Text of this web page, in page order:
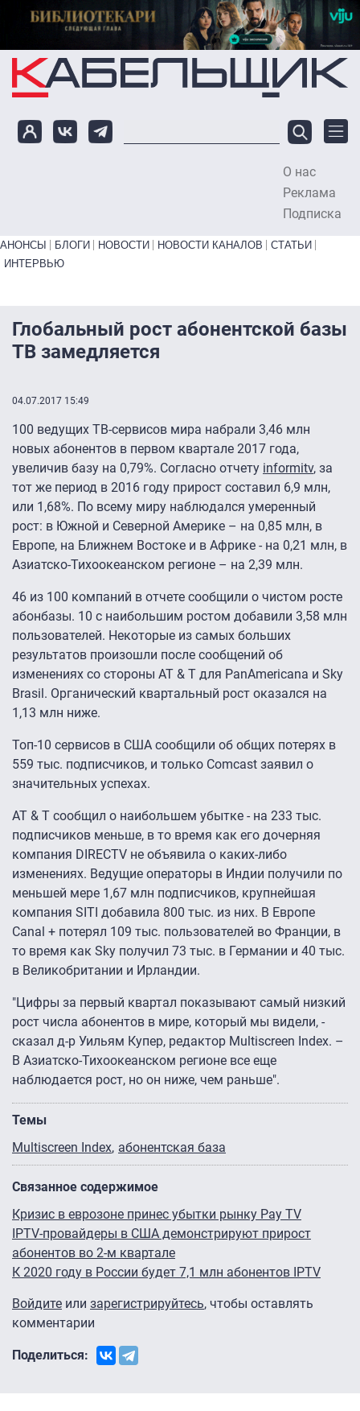
Перейти к основному содержанию
О нас
Реклама
Подписка
Primary links bottom
АНОНСЫ БЛОГИ НОВОСТИ НОВОСТИ КАНАЛОВ
СТАТЬИ
ИНТЕРВЬЮ
Глобальный рост абонентской базы
ТВ замедляется
04.07.2017 15:49
100 ведущих ТВ-сервисов мира набрали 3,46 млн
новых абонентов в первом квартале 2017 года,
увеличив базу на 0,79%. Согласно отчету informitv, за
тот же период в 2016 году прирост составил 6,9 млн,
или 1,68%. По всему миру наблюдался умеренный
рост: в Южной и Северной Америке – на 0,85 млн, в
Европе, на Ближнем Востоке и в Африке - на 0,21 млн, в
Азиатско-Тихоокеанском регионе – на 2,39 млн.
46 из 100 компаний в отчете сообщили о чистом росте
абонбазы. 10 с наибольшим ростом добавили 3,58 млн
пользователей. Некоторые из самых больших
результатов произошли после сообщений об
изменениях со стороны AT & T для PanAmericana и Sky
Brasil. Органический квартальный рост оказался на
1,13 млн ниже.
Топ-10 сервисов в США сообщили об общих потерях в
559 тыс. подписчиков, и только Comcast заявил о
значительных успехах.
AT & T сообщил о наибольшем убытке - на 233 тыс.
подписчиков меньше, в то время как его дочерняя
компания DIRECTV не объявила о каких-либо
изменениях. Ведущие операторы в Индии получили по
меньшей мере 1,67 млн подписчиков, крупнейшая
компания SITI добавила 800 тыс. из них. В Европе
Canal + потерял 109 тыс. пользователей во Франции, в
то время как Sky получил 73 тыс. в Германии и 40 тыс.
в Великобритании и Ирландии.
"Цифры за первый квартал показывают самый низкий
рост числа абонентов в мире, который мы видели, -
сказал д-р Уильям Купер, редактор Multiscreen Index. –
В Азиатско-Тихоокеанском регионе все еще
наблюдается рост, но он ниже, чем раньше".
Темы
Multiscreen Index абонентская база
Связанное содержимое
Кризис в еврозоне принес убытки рынку Pay TV
IPTV-провайдеры в США демонстрируют прирост
абонентов во 2-м квартале
К 2020 году в России будет 7,1 млн абонентов IPTV
Войдите или зарегистрируйтесь, чтобы оставлять
комментарии
Поделиться: